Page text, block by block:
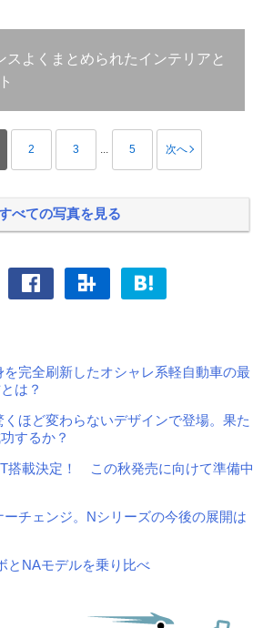
スよくまとめられたインテリアと
2 3 ... 5 次へ
べての写真を見る
完全刷新したオシャレ系軽自動車の最
は？
ほど変わらないデザインで登場。果た
するか？
搭載決定！ この秋発売に向けて準備中
チェンジ。Nシリーズの今後の展開は
とNAモデルを乗り比べ